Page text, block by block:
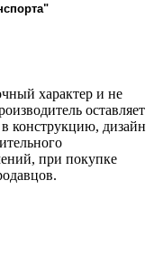
характер и не
оставляет
конструкцию, дизайн
при покупке